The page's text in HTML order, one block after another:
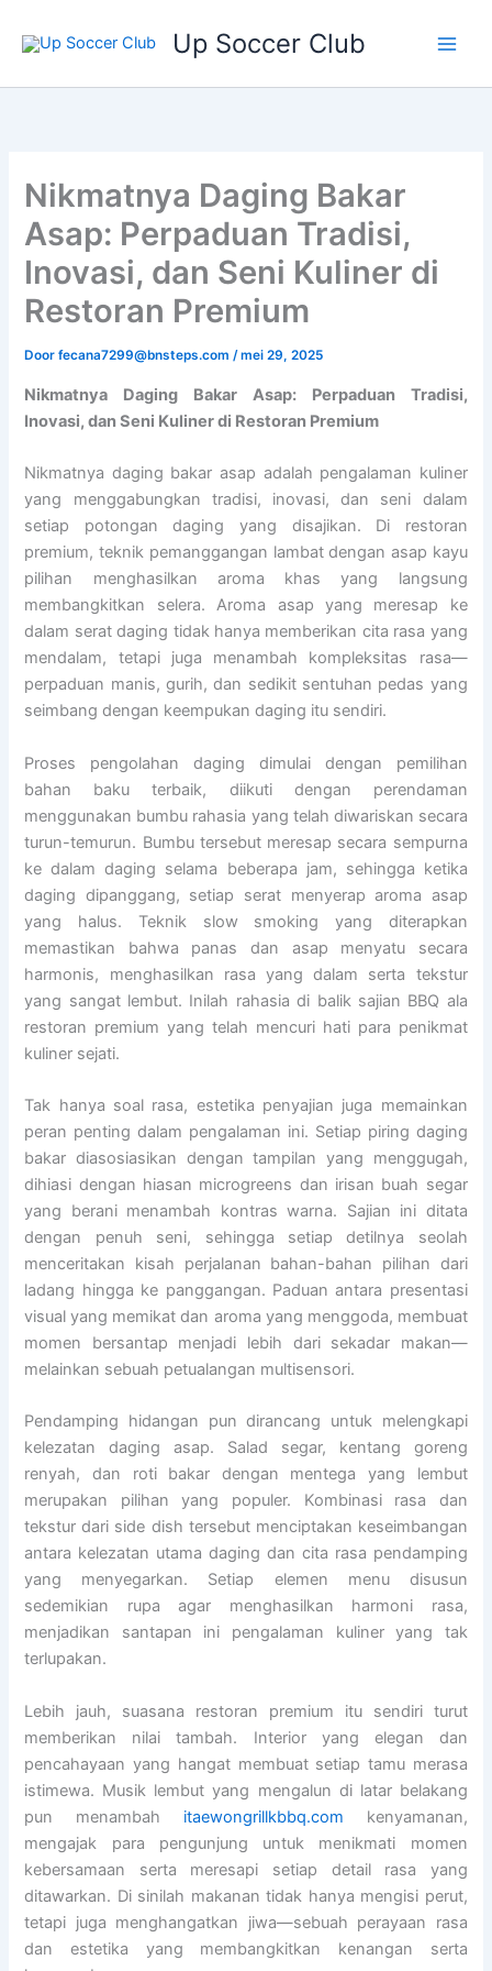
naar
inhoud
Up Soccer Club
Nikmatnya Daging Bakar
Asap: Perpaduan Tradisi,
Inovasi, dan Seni Kuliner di
Restoran Premium
Doorfecana7299@bnsteps.com/mei 29, 2025
Nikmatnya Daging Bakar Asap: Perpaduan Tradisi,
Inovasi, dan Seni Kuliner di Restoran Premium
Nikmatnya daging bakar asap adalah pengalaman kuliner
yang menggabungkan tradisi, inovasi, dan seni dalam
setiap potongan daging yang disajikan. Di restoran
premium, teknik pemanggangan lambat dengan asap kayu
pilihan menghasilkan aroma khas yang langsung
membangkitkan selera. Aroma asap yang meresap ke
dalam serat daging tidak hanya memberikan cita rasa yang
mendalam, tetapi juga menambah kompleksitas rasa—
perpaduan manis, gurih, dan sedikit sentuhan pedas yang
seimbang dengan keempukan daging itu sendiri.
Proses pengolahan daging dimulai dengan pemilihan
bahan baku terbaik, diikuti dengan perendaman
menggunakan bumbu rahasia yang telah diwariskan secara
turun-temurun. Bumbu tersebut meresap secara sempurna
ke dalam daging selama beberapa jam, sehingga ketika
daging dipanggang, setiap serat menyerap aroma asap
yang halus. Teknik slow smoking yang diterapkan
memastikan bahwa panas dan asap menyatu secara
harmonis, menghasilkan rasa yang dalam serta tekstur
yang sangat lembut. Inilah rahasia di balik sajian BBQ ala
restoran premium yang telah mencuri hati para penikmat
kuliner sejati.
Tak hanya soal rasa, estetika penyajian juga memainkan
peran penting dalam pengalaman ini. Setiap piring daging
bakar diasosiasikan dengan tampilan yang menggugah,
dihiasi dengan hiasan microgreens dan irisan buah segar
yang berani menambah kontras warna. Sajian ini ditata
dengan penuh seni, sehingga setiap detilnya seolah
menceritakan kisah perjalanan bahan-bahan pilihan dari
ladang hingga ke panggangan. Paduan antara presentasi
visual yang memikat dan aroma yang menggoda, membuat
momen bersantap menjadi lebih dari sekadar makan—
melainkan sebuah petualangan multisensori.
Pendamping hidangan pun dirancang untuk melengkapi
kelezatan daging asap. Salad segar, kentang goreng
renyah, dan roti bakar dengan mentega yang lembut
merupakan pilihan yang populer. Kombinasi rasa dan
tekstur dari side dish tersebut menciptakan keseimbangan
antara kelezatan utama daging dan cita rasa pendamping
yang menyegarkan. Setiap elemen menu disusun
sedemikian rupa agar menghasilkan harmoni rasa,
menjadikan santapan ini pengalaman kuliner yang tak
terlupakan.
Lebih jauh, suasana restoran premium itu sendiri turut
memberikan nilai tambah. Interior yang elegan dan
pencahayaan yang hangat membuat setiap tamu merasa
istimewa. Musik lembut yang mengalun di latar belakang
pun menambah itaewongrillkbbq.com kenyamanan,
mengajak para pengunjung untuk menikmati momen
kebersamaan serta meresapi setiap detail rasa yang
ditawarkan. Di sinilah makanan tidak hanya mengisi perut,
tetapi juga menghangatkan jiwa—sebuah perayaan rasa
dan estetika yang membangkitkan kenangan serta